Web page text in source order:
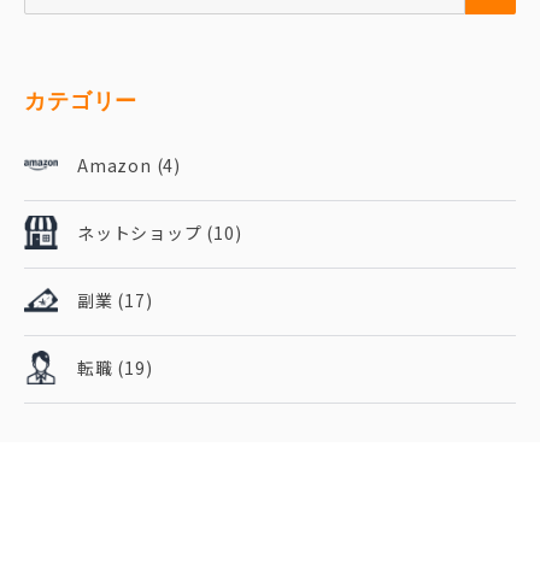
カテゴリー
Amazon (4)
ネットショップ (10)
副業 (17)
転職 (19)